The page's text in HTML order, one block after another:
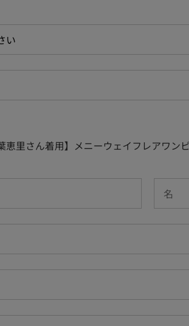
恵里さん着用】メニーウェイフレアワン